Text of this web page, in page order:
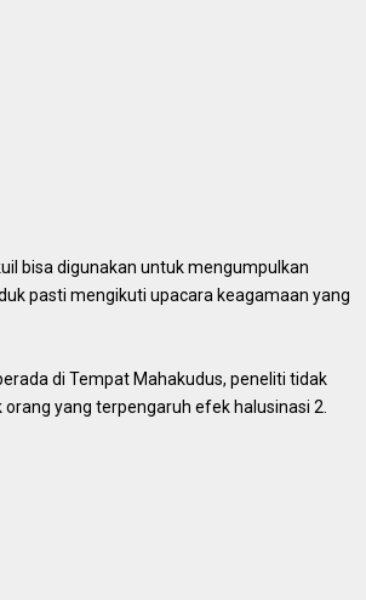
bisa digunakan untuk mengumpulkan
pasti mengikuti upacara keagamaan yang
di Tempat Mahakudus, peneliti tidak
yang terpengaruh efek halusinasi 2.